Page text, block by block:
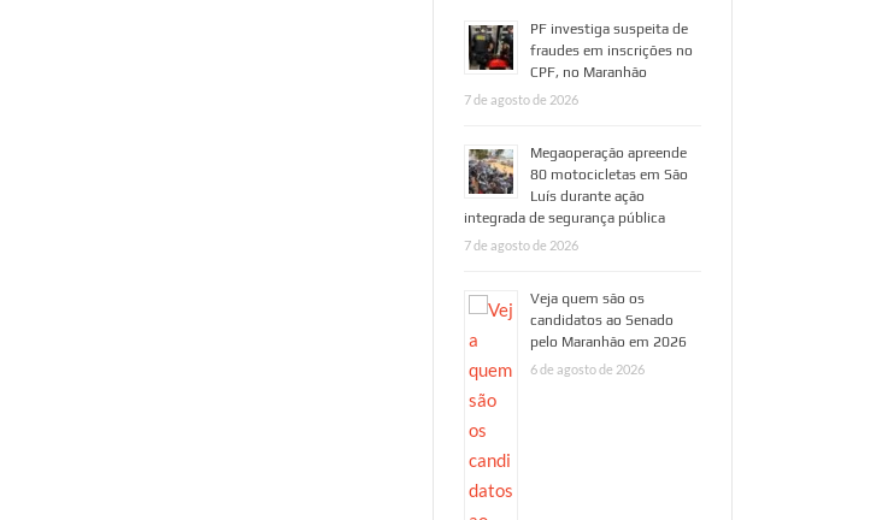
PF investiga suspeita de
fraudes em inscrições no
CPF, no Maranhão
7 de agosto de 2026
Megaoperação apreende
80 motocicletas em São
Luís durante ação
integrada de segurança pública
7 de agosto de 2026
Veja quem são os
candidatos ao Senado
pelo Maranhão em 2026
6 de agosto de 2026